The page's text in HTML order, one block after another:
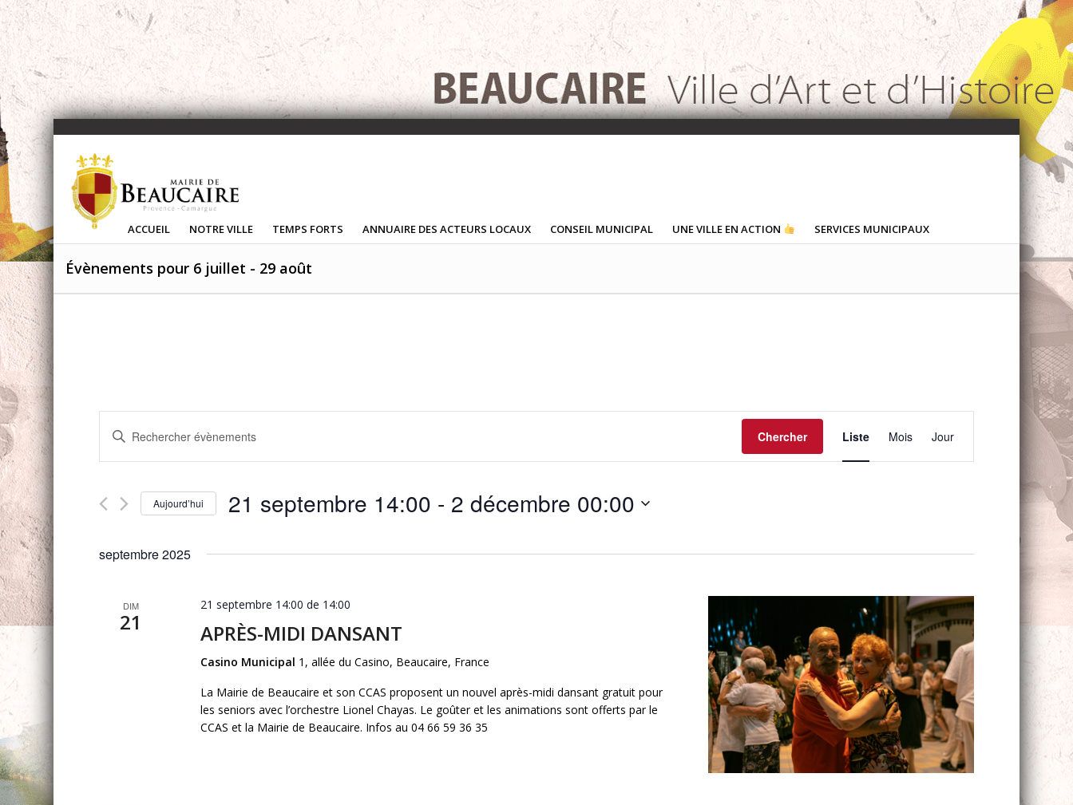
ACCUEIL NOTRE VILLE TEMPS FORTS ANNUAIRE DES ACTEURS LOCAUX CONSEIL MUNICIPAL UNE VILLE EN ACTION SERVICES MUNICIPAUX
Évènements pour 6 juillet - 29 août
Recherche
et
navigation
de
vues
Évènements
Saisir
mot-
clé.
Évènements
par
Chercher
de
Liste Mois Jour
Aujourd’hui 21 septembre 14:00 - 2 décembre 00:00
septembre 2025
DIM
21
21 septembre 14:00 de 14:00
APRÈS-MIDI DANSANT
Casino Municipal 1, allée du Casino, Beaucaire, France
La Mairie de Beaucaire et son CCAS proposent un nouvel après-midi dansant gratuit pour
les seniors avec l’orchestre Lionel Chayas. Le goûter et les animations sont offerts par le
CCAS et la Mairie de Beaucaire. Infos au 04 66 59 36 35